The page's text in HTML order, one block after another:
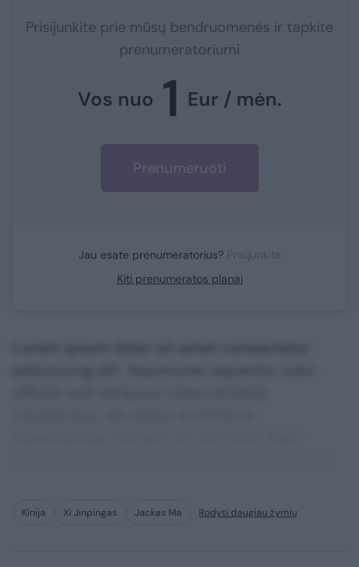
Prisijunkite prie mūsų bendruomenės ir tapkite
prenumeratoriumi
Vos nuo 1 Eur / mėn.
Prenumeruoti
Jau esate prenumeratorius? Prisijunkite
Kiti prenumeratos planai
Kinija Xi Jinpingas Jackas Ma Rodyti daugiau žymių